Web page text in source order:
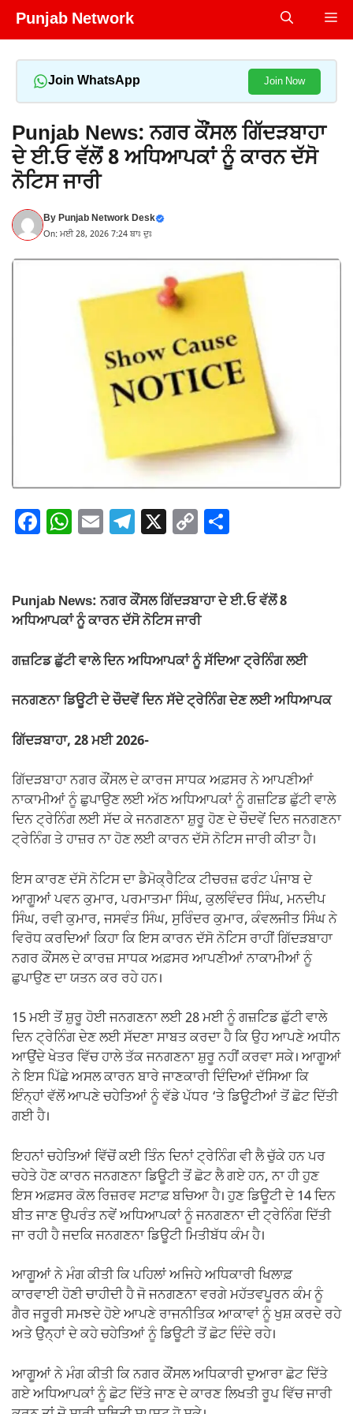
Skip
Punjab Network
Join WhatsApp Join Now
Punjab News: ਨਗਰ ਕੌਂਸਲ ਗਿੱਦੜਬਾਹਾ
ਦੇ ਈ.ਓ ਵੱਲੋਂ 8 ਅਧਿਆਪਕਾਂ ਨੂੰ ਕਾਰਨ ਦੱਸੋ
ਨੋਟਿਸ ਜਾਰੀ
ByPunjab Network Desk
On: ਮਈ 28, 2026 7:24 ਬਾਃ ਦੁਃ
F
e
b
o
o
k
W
s
A
p
p
E T
gr
a
m
X C
y
Li
n
k
e
Punjab News: ਨਗਰ ਕੌਂਸਲ ਗਿੱਦੜਬਾਹਾ ਦੇ ਈ.ਓ ਵੱਲੋਂ 8
ਅਧਿਆਪਕਾਂ ਨੂੰ ਕਾਰਨ ਦੱਸੋ ਨੋਟਿਸ ਜਾਰੀ
ਗਜ਼ਟਿਡ ਛੁੱਟੀ ਵਾਲੇ ਦਿਨ ਅਧਿਆਪਕਾਂ ਨੂੰ ਸੱਦਿਆ ਟ੍ਰੇਨਿੰਗ ਲਈ
ਜਨਗਣਨਾ ਡਿਊਟੀ ਦੇ ਚੌਦਵੇਂ ਦਿਨ ਸੱਦੇ ਟ੍ਰੇਨਿੰਗ ਦੇਣ ਲਈ ਅਧਿਆਪਕ
ਗਿੱਦੜਬਾਹਾ, 28 ਮਈ 2026-
ਗਿੱਦੜਬਾਹਾ ਨਗਰ ਕੌਂਸਲ ਦੇ ਕਾਰਜ ਸਾਧਕ ਅਫ਼ਸਰ ਨੇ ਆਪਣੀਆਂ
ਨਾਕਾਮੀਆਂ ਨੂੰ ਛੁਪਾਉਣ ਲਈ ਅੱਠ ਅਧਿਆਪਕਾਂ ਨੂੰ ਗਜ਼ਟਿਡ ਛੁੱਟੀ ਵਾਲੇ
ਦਿਨ ਟ੍ਰੇਨਿੰਗ ਲਈ ਸੱਦ ਕੇ ਜਨਗਣਨਾ ਸ਼ੁਰੂ ਹੋਣ ਦੇ ਚੌਦਵੇਂ ਦਿਨ ਜਨਗਣਨਾ
ਟ੍ਰੇਨਿੰਗ ਤੇ ਹਾਜ਼ਰ ਨਾ ਹੋਣ ਲਈ ਕਾਰਨ ਦੱਸੋ ਨੋਟਿਸ ਜਾਰੀ ਕੀਤਾ ਹੈ।
ਇਸ ਕਾਰਣ ਦੱਸੋ ਨੋਟਿਸ ਦਾ ਡੈਮੋਕ੍ਰੈਟਿਕ ਟੀਚਰਜ਼ ਫਰੰਟ ਪੰਜਾਬ ਦੇ
ਆਗੂਆਂ ਪਵਨ ਕੁਮਾਰ, ਪਰਮਾਤਮਾ ਸਿੰਘ, ਕੁਲਵਿੰਦਰ ਸਿੰਘ, ਮਨਦੀਪ
ਸਿੰਘ, ਰਵੀ ਕੁਮਾਰ, ਜਸਵੰਤ ਸਿੰਘ, ਸੁਰਿੰਦਰ ਕੁਮਾਰ, ਕੰਵਲਜੀਤ ਸਿੰਘ ਨੇ
ਵਿਰੋਧ ਕਰਦਿਆਂ ਕਿਹਾ ਕਿ ਇਸ ਕਾਰਨ ਦੱਸੋ ਨੋਟਿਸ ਰਾਹੀਂ ਗਿੱਦੜਬਾਹਾ
ਨਗਰ ਕੌਂਸਲ ਦੇ ਕਾਰਜ਼ ਸਾਧਕ ਅਫ਼ਸਰ ਆਪਣੀਆਂ ਨਾਕਾਮੀਆਂ ਨੂੰ
ਛੁਪਾਉਣ ਦਾ ਯਤਨ ਕਰ ਰਹੇ ਹਨ।
15 ਮਈ ਤੋਂ ਸ਼ੁਰੂ ਹੋਈ ਜਨਗਣਨਾ ਲਈ 28 ਮਈ ਨੂੰ ਗਜ਼ਟਿਡ ਛੁੱਟੀ ਵਾਲੇ
ਦਿਨ ਟ੍ਰੇਨਿੰਗ ਦੇਣ ਲਈ ਸੱਦਣਾ ਸਾਬਤ ਕਰਦਾ ਹੈ ਕਿ ਉਹ ਆਪਣੇ ਅਧੀਨ
ਆਉਂਦੇ ਖੇਤਰ ਵਿੱਚ ਹਾਲੇ ਤੱਕ ਜਨਗਣਨਾ ਸ਼ੁਰੂ ਨਹੀਂ ਕਰਵਾ ਸਕੇ। ਆਗੂਆਂ
ਨੇ ਇਸ ਪਿੱਛੇ ਅਸਲ ਕਾਰਨ ਬਾਰੇ ਜਾਣਕਾਰੀ ਦਿੰਦਿਆਂ ਦੱਸਿਆ ਕਿ
ਇੰਨ੍ਹਾਂ ਵੱਲੋਂ ਆਪਣੇ ਚਹੇਤਿਆਂ ਨੂੰ ਵੱਡੇ ਪੱਧਰ ‘ਤੇ ਡਿਊਟੀਆਂ ਤੋਂ ਛੋਟ ਦਿੱਤੀ
ਗਈ ਹੈ।
ਇਹਨਾਂ ਚਹੇਤਿਆਂ ਵਿੱਚੋਂ ਕਈ ਤਿੰਨ ਦਿਨਾਂ ਟ੍ਰੇਨਿੰਗ ਵੀ ਲੈ ਚੁੱਕੇ ਹਨ ਪਰ
ਚਹੇਤੇ ਹੋਣ ਕਾਰਨ ਜਨਗਣਨਾ ਡਿਊਟੀ ਤੋਂ ਛੋਟ ਲੈ ਗਏ ਹਨ, ਨਾ ਹੀ ਹੁਣ
ਇਸ ਅਫ਼ਸਰ ਕੋਲ ਰਿਜ਼ਰਵ ਸਟਾਫ਼ ਬਚਿਆ ਹੈ। ਹੁਣ ਡਿਊਟੀ ਦੇ 14 ਦਿਨ
ਬੀਤ ਜਾਣ ਉਪਰੰਤ ਨਵੇਂ ਅਧਿਆਪਕਾਂ ਨੂੰ ਜਨਗਣਨਾ ਦੀ ਟ੍ਰੇਨਿੰਗ ਦਿੱਤੀ
ਜਾ ਰਹੀ ਹੈ ਜਦਕਿ ਜਨਗਣਨਾ ਡਿਊਟੀ ਮਿਤੀਬੱਧ ਕੰਮ ਹੈ।
ਆਗੂਆਂ ਨੇ ਮੰਗ ਕੀਤੀ ਕਿ ਪਹਿਲਾਂ ਅਜਿਹੇ ਅਧਿਕਾਰੀ ਖਿਲਾਫ਼
ਕਾਰਵਾਈ ਹੋਣੀ ਚਾਹੀਦੀ ਹੈ ਜੋ ਜਨਗਣਨਾ ਵਰਗੇ ਮਹੱਤਵਪੂਰਨ ਕੰਮ ਨੂੰ
ਗੈਰ ਜਰੂਰੀ ਸਮਝਦੇ ਹੋਏ ਆਪਣੇ ਰਾਜਨੀਤਿਕ ਆਕਾਵਾਂ ਨੂੰ ਖੁਸ਼ ਕਰਦੇ ਰਹੇ
ਅਤੇ ਉਨ੍ਹਾਂ ਦੇ ਕਹੇ ਚਹੇਤਿਆਂ ਨੂੰ ਡਿਊਟੀ ਤੋਂ ਛੋਟ ਦਿੰਦੇ ਰਹੇ।
ਆਗੂਆਂ ਨੇ ਮੰਗ ਕੀਤੀ ਕਿ ਨਗਰ ਕੌਂਸਲ ਅਧਿਕਾਰੀ ਦੁਆਰਾ ਛੋਟ ਦਿੱਤੇ
ਗਏ ਅਧਿਆਪਕਾਂ ਨੂੰ ਛੋਟ ਦਿੱਤੇ ਜਾਣ ਦੇ ਕਾਰਣ ਲਿਖਤੀ ਰੂਪ ਵਿੱਚ ਜਾਰੀ